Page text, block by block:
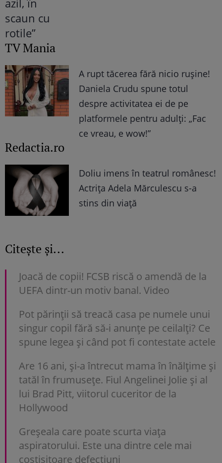
TV Mania
A rupt tăcerea fără nicio rușine!
Daniela Crudu spune totul
despre activitatea ei de pe
platformele pentru adulți: „Fac
ce vreau, e wow!”
Redactia.ro
Doliu imens în teatrul românesc!
Actrița Adela Mărculescu s-a
stins din viață
Citește și...
Joacă de copii! FCSB riscă o amendă de la
UEFA dintr-un motiv banal. Video
Pot părinții să treacă casa pe numele unui
singur copil fără să-i anunțe pe ceilalți? Ce
spune legea și când pot fi contestate actele
Are 16 ani, și-a întrecut mama în înălțime și
tatăl în frumusețe. Fiul Angelinei Jolie și al
lui Brad Pitt, viitorul cuceritor de la
Hollywood
Greșeala care poate scurta viața
aspiratorului. Este una dintre cele mai
costisitoare defecțiuni